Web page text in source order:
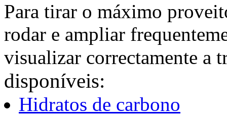
Para tirar o máximo
rodar e ampliar
visualizar correctamente a
disponíveis:
Hidratos de carbono